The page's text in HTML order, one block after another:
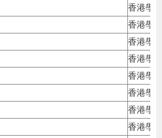
香港學
香港學
香港學
香港學
香港學
香港學
香港學
香港學